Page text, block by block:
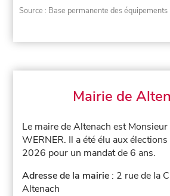
Source : Base permanente des équipements
Mairie de
Le maire de Altenach est Monsieur
WERNER. Il a été élu aux
2026 pour un mandat de 6 ans.
Adresse de la mairie : 2 rue de la
Altenach